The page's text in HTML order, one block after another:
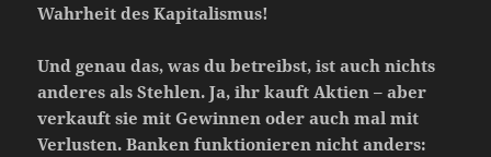
Wahrheit des Kapitalismus!
Und genau das, was du betreibst, ist auch nichts
anderes als Stehlen. Ja, ihr kauft Aktien – aber
verkauft sie mit Gewinnen oder auch mal mit
Verlusten. Banken funktionieren nicht anders: